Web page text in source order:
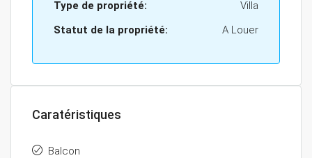
Type de propriété:
Villa
Statut de la propriété:
A Louer
Caratéristiques
Balcon